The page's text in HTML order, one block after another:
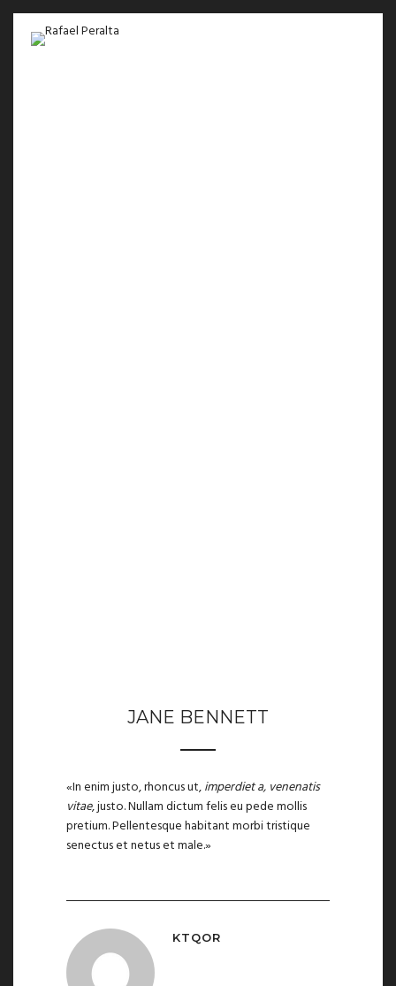
JANE BENNETT
«In enim justo, rhoncus ut,imperdiet a, venenatis
vitae, justo. Nullam dictum felis eu pede mollis
pretium. Pellentesque habitant morbi tristique
senectus et netus et male.»
KTQOR